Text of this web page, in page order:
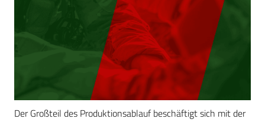
Der Großteil des Produktionsablauf beschäftigt sich mit der